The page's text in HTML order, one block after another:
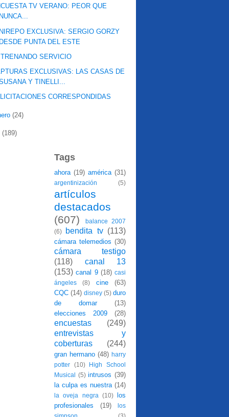
TV VERANO: PEOR QUE
EXCLUSIVA: SERGIO GORZY
PUNTA DEL ESTE
SERVICIO
EXCLUSIVAS: LAS CASAS DE
Y TINELLI...
CORRESPONDIDAS
(24)
(189)
Tags
ahora (19) américa (31)
argentinización (5)
artículos
destacados
(607)
balance 2007
(6)
bendita tv (113)
cámara telemedios (30)
cámara testigo
(118)
canal 13
(153) canal 9 (18) casi
ángeles
(8) cine
(63)
CQC (14) disney (5) duro
de domar
(13)
elecciones 2009
(28)
encuestas
(249)
entrevistas y
coberturas
(244)
gran hermano (48) harry
potter
(10)
High School
Musical (5) intrusos (39)
la culpa es nuestra (14)
la oveja negra (10) los
profesionales
(19)
los
simpson
(3)